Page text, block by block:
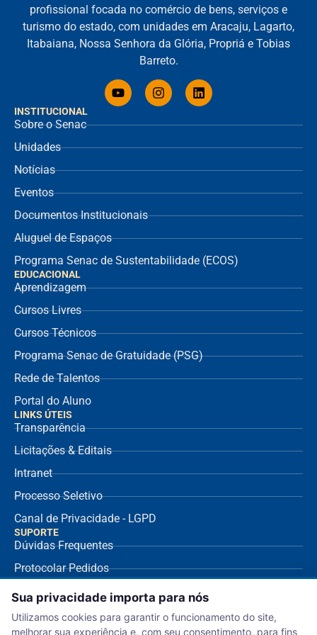
INSTITUCIONAL
Sobre o Senac
Unidades
Notícias
Eventos
Documentos Institucionais
Aluguel de Espaços
Programa Senac de Sustentabilidade (ECOS)
EDUCACIONAL
Aprendizagem
Cursos Livres
Cursos Técnicos
Programa Senac de Gratuidade (PSG)
Rede de Talentos
Portal do Aluno
profissional focada no comércio de bens, serviços e
turismo do estado, com unidades em Aracaju, Lagarto,
Itabaiana, Nossa Senhora da Glória, Propriá e Tobias
Barreto.
LINKS ÚTEIS
Transparência
Licitações & Editais
Intranet
Processo Seletivo
Canal de Privacidade - LGPD
SUPORTE
Dúvidas Frequentes
Protocolar Pedidos
Envio de NF Fornecedor
Ouvidoria
Sua privacidade importa para nós
Utilizamos cookies para garantir o funcionamento do site,
melhorar sua experiência e, com seu consentimento, para fins